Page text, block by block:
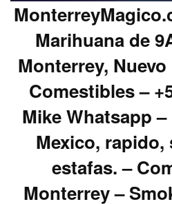
Marihuana de
Monterrey,
Comestibles –
Mike Whatsapp
Mexico,
estafas. –
Monterrey –